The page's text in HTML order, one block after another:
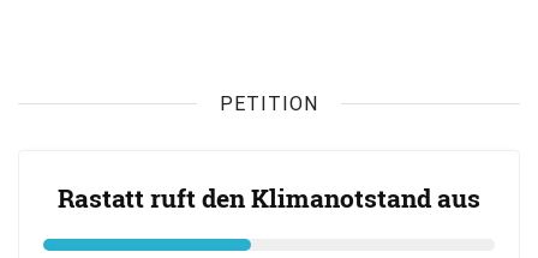
PETITION
Rastatt ruft den Klimanotstand aus